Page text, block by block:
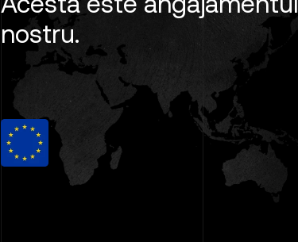
nostru.